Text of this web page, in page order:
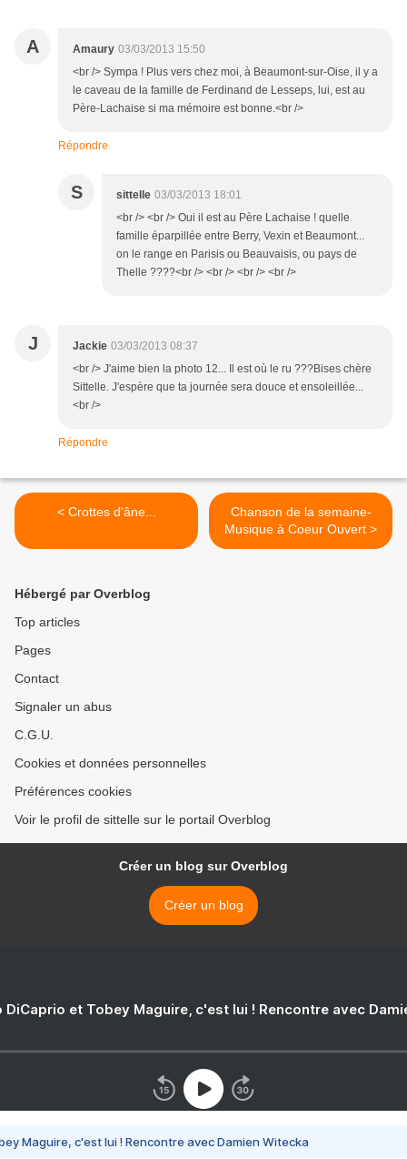
A Amaury 03/03/2013 15:50
<br /> Sympa ! Plus vers chez moi, à Beaumont-sur-Oise, il y a
le caveau de la famille de Ferdinand de Lesseps, lui, est au
Père-Lachaise si ma mémoire est bonne.<br />
Répondre
S sittelle 03/03/2013 18:01
<br /> <br /> Oui il est au Père Lachaise ! quelle
famille éparpillée entre Berry, Vexin et Beaumont...
on le range en Parisis ou Beauvaisis, ou pays de
Thelle ????<br /> <br /> <br /> <br />
J Jackie 03/03/2013 08:37
<br /> J'aime bien la photo 12... Il est où le ru ???Bises chère
Sittelle. J'espère que ta journée sera douce et ensoleillée...
<br />
Répondre
< Crottes d'âne...
Chanson de la semaine-
Musique à Coeur Ouvert >
Hébergé par Overblog
Top articles
Pages
Contact
Signaler un abus
C.G.U.
Cookies et données personnelles
Préférences cookies
Voir le profil de sittelle sur le portail Overblog
Créer un blog sur Overblog
Créer un blog
DiCaprio et Tobey Maguire, c'est lui ! Rencontre avec
Maguire, c'est lui ! Rencontre avec Damien Witecka